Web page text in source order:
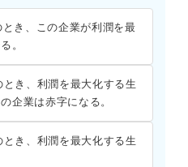
き、この企業が利潤を最
。
き、利潤を最大化する生
企業は赤字になる。
き、利潤を最大化する生